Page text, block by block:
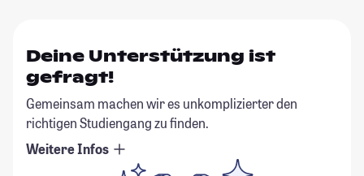
Deine Unterstützung ist
gefragt!
Gemeinsam machen wir es unkomplizierter den
richtigen Studiengang zu finden.
Weitere Infos